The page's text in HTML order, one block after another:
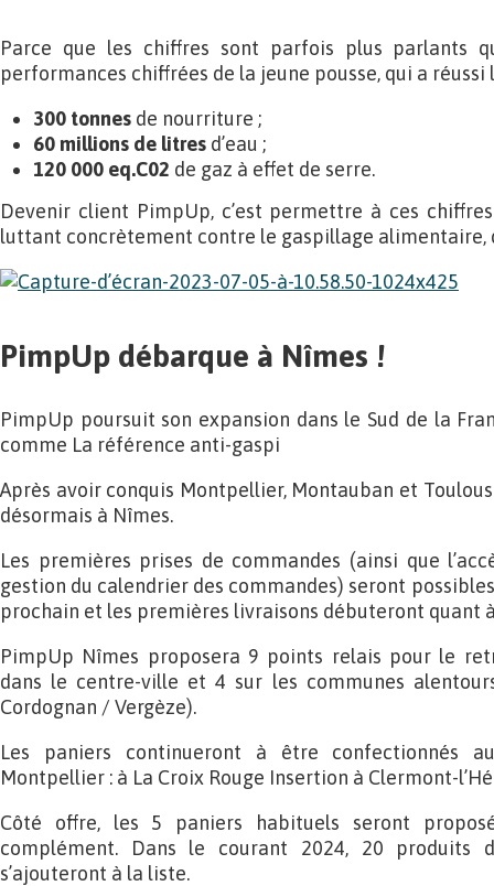
Parce que les chiffres sont parfois plus parlants
performances chiffrées de la jeune pousse, qui a réussi
300 tonnes de nourriture ;
60 millions de litres d’eau ;
120 000 eq.C02 de gaz à effet de serre.
Devenir client PimpUp, c’est permettre à ces
luttant concrètement contre le gaspillage alimentaire,
PimpUp débarque à Nîmes !
PimpUp poursuit son expansion dans le Sud de la
comme La référence anti-gaspi
Après avoir conquis Montpellier, Montauban et
désormais à Nîmes.
Les premières prises de commandes (ainsi que
gestion du calendrier des commandes) seront
prochain et les premières livraisons débuteront quant
PimpUp Nîmes proposera 9 points relais pour le
dans le centre-ville et 4 sur les communes
Cordognan / Vergèze).
Les paniers continueront à être confectionnés
Montpellier : à La Croix Rouge Insertion à Clermont-
Côté offre, les 5 paniers habituels seront
complément. Dans le courant 2024, 20 produits
s’ajouteront à la liste.